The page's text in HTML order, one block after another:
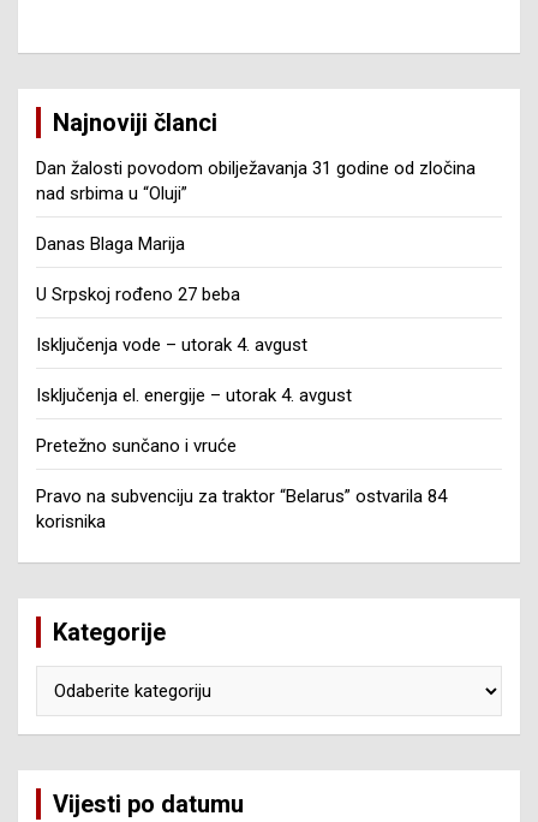
Najnoviji članci
Dan žalosti povodom obilježavanja 31 godine od zločina
nad srbima u “Oluji”
Danas Blaga Marija
U Srpskoj rođeno 27 beba
Isključenja vode – utorak 4. avgust
Isključenja el. energije – utorak 4. avgust
Pretežno sunčano i vruće
Pravo na subvenciju za traktor “Belarus” ostvarila 84
korisnika
Kategorije
Vijesti po datumu